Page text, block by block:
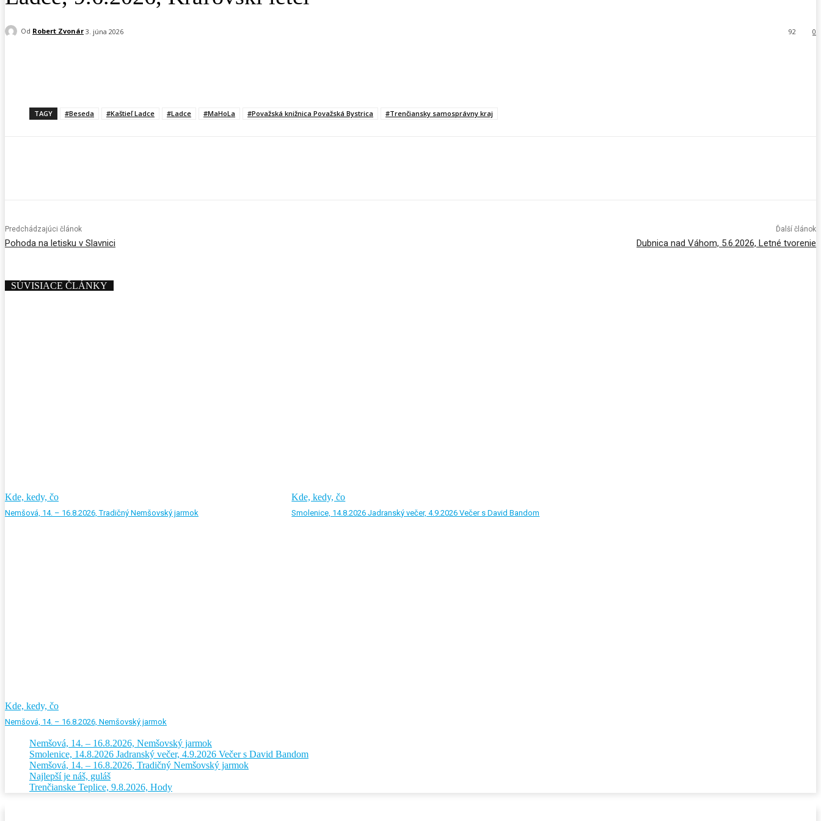
Od Robert Zvonár 3. júna 2026 0
92
TAGY #Beseda #Kaštieľ Ladce #Ladce #MaHoLa #Považská knižnica Považská Bystrica #Trenčiansky samosprávny kraj
Predchádzajúci článok
Pohoda na letisku v Slavnici
Ďalší článok
Dubnica nad Váhom, 5.6.2026, Letné tvorenie
SÚVISIACE ČLÁNKY
Kde, kedy, čo
Nemšová, 14. – 16.8.2026, Tradičný Nemšovský jarmok
Kde, kedy, čo
Smolenice, 14.8.2026 Jadranský večer, 4.9.2026 Večer s David Bandom
Kde, kedy, čo
Nemšová, 14. – 16.8.2026, Nemšovský jarmok
Nemšová, 14. – 16.8.2026, Nemšovský jarmok
Smolenice, 14.8.2026 Jadranský večer, 4.9.2026 Večer s David Bandom
Nemšová, 14. – 16.8.2026, Tradičný Nemšovský jarmok
Najlepší je náš, guláš
Trenčianske Teplice, 9.8.2026, Hody